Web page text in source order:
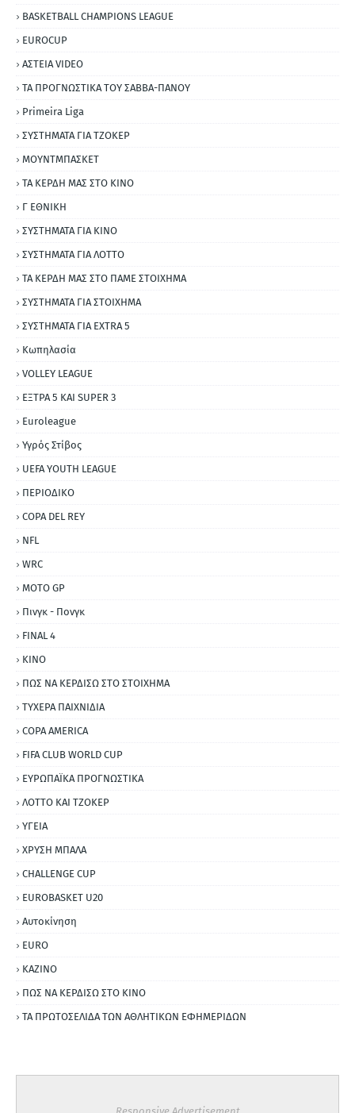
BASKETBALL CHAMPIONS LEAGUE
EUROCUP
ΑΣΤΕΙΑ VIDEO
ΤΑ ΠΡΟΓΝΩΣΤΙΚΑ ΤΟΥ ΣΑΒΒΑ-ΠΑΝΟΥ
Primeira Liga
ΣΥΣΤΗΜΑΤΑ ΓΙΑ ΤΖΟΚΕΡ
ΜΟΥΝΤΜΠΑΣΚΕΤ
ΤΑ ΚΕΡΔΗ ΜΑΣ ΣΤΟ ΚΙΝΟ
Γ ΕΘΝΙΚΗ
ΣΥΣΤΗΜΑΤΑ ΓΙΑ ΚΙΝΟ
ΣΥΣΤΗΜΑΤΑ ΓΙΑ ΛΟΤΤΟ
ΤΑ ΚΕΡΔΗ ΜΑΣ ΣΤΟ ΠΑΜΕ ΣΤΟΙΧΗΜΑ
ΣΥΣΤΗΜΑΤΑ ΓΙΑ ΣΤΟΙΧΗΜΑ
ΣΥΣΤΗΜΑΤΑ ΓΙΑ ΕΧΤRΑ 5
Κωπηλασία
VOLLEY LEAGUE
ΕΞΤΡΑ 5 ΚΑΙ SUPER 3
Εuroleague
Υγρός Στίβος
UEFA YOUTH LEAGUE
ΠΕΡΙΟΔΙΚΟ
COPA DEL REY
NFL
WRC
MOTO GP
Πινγκ - Πονγκ
FINAL 4
ΚΙΝΟ
ΠΩΣ ΝΑ ΚΕΡΔΙΣΩ ΣΤΟ ΣΤΟΙΧΗΜΑ
ΤΥΧΕΡΑ ΠΑΙΧΝΙΔΙΑ
COPA AMERICA
FIFA CLUB WORLD CUP
ΕΥΡΩΠΑΪΚΑ ΠΡΟΓΝΩΣΤΙΚΑ
ΛΟΤΤΟ ΚΑΙ ΤΖΟΚΕΡ
ΥΓΕΙΑ
ΧΡΥΣΗ ΜΠΑΛΑ
CHALLENGE CUP
EUROBASKET U20
Αυτοκίνηση
ΕURO
ΚΑΖΙΝΟ
ΠΩΣ ΝΑ ΚΕΡΔΙΣΩ ΣΤΟ ΚΙΝΟ
ΤΑ ΠΡΩΤΟΣΕΛΙΔΑ ΤΩΝ ΑΘΛΗΤΙΚΩΝ ΕΦΗΜΕΡΙΔΩΝ